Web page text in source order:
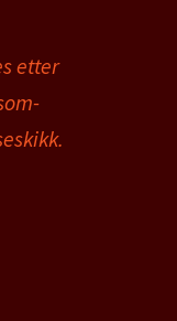
etter